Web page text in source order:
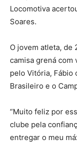
Locomotiva
Soares.
O jovem atleta, de
camisa grená com
pelo Vitória, Fábio
Brasileiro e o
“Muito feliz por
clube pela
entregar o meu